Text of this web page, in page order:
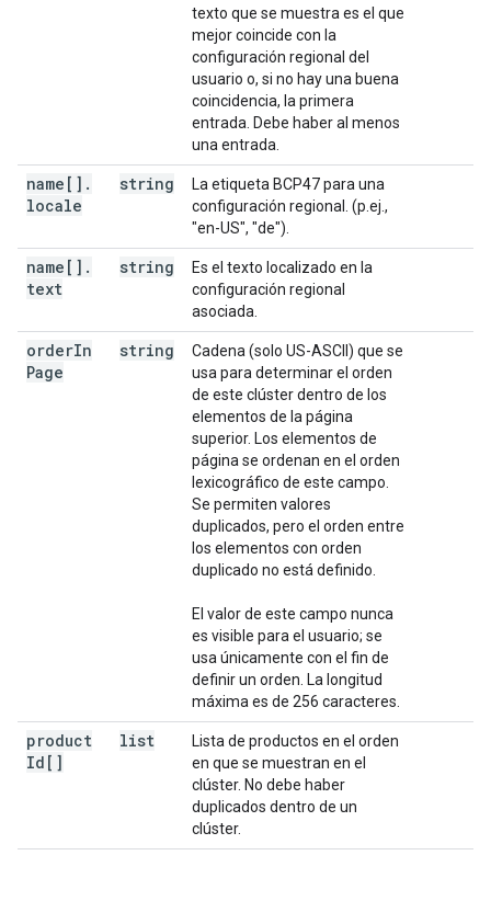
texto que se muestra es el que
mejor coincide con la
configuración regional del
usuario o, si no hay una buena
coincidencia, la primera
entrada. Debe haber al menos
una entrada.
name[] .
locale
string
La etiqueta BCP47 para una
configuración regional. (p.ej.,
"en-US", "de").
name[] .
text
string
Es el texto localizado en la
configuración regional
asociada.
orderIn
Page
string
Cadena (solo US-ASCII) que se
usa para determinar el orden
de este clúster dentro de los
elementos de la página
superior. Los elementos de
página se ordenan en el orden
lexicográfico de este campo.
Se permiten valores
duplicados, pero el orden entre
los elementos con orden
duplicado no está definido.
El valor de este campo nunca
es visible para el usuario; se
usa únicamente con el fin de
definir un orden. La longitud
máxima es de 256 caracteres.
product
Id[]
list
Lista de productos en el orden
en que se muestran en el
clúster. No debe haber
duplicados dentro de un
clúster.